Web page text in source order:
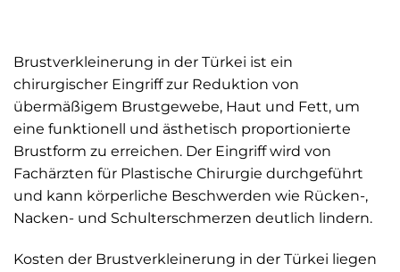
Brustverkleinerung in der Türkei ist ein
chirurgischer Eingriff zur Reduktion von
übermäßigem Brustgewebe, Haut und Fett, um
eine funktionell und ästhetisch proportionierte
Brustform zu erreichen. Der Eingriff wird von
Fachärzten für Plastische Chirurgie durchgeführt
und kann körperliche Beschwerden wie Rücken-,
Nacken- und Schulterschmerzen deutlich lindern.
Kosten der Brustverkleinerung in der Türkei liegen